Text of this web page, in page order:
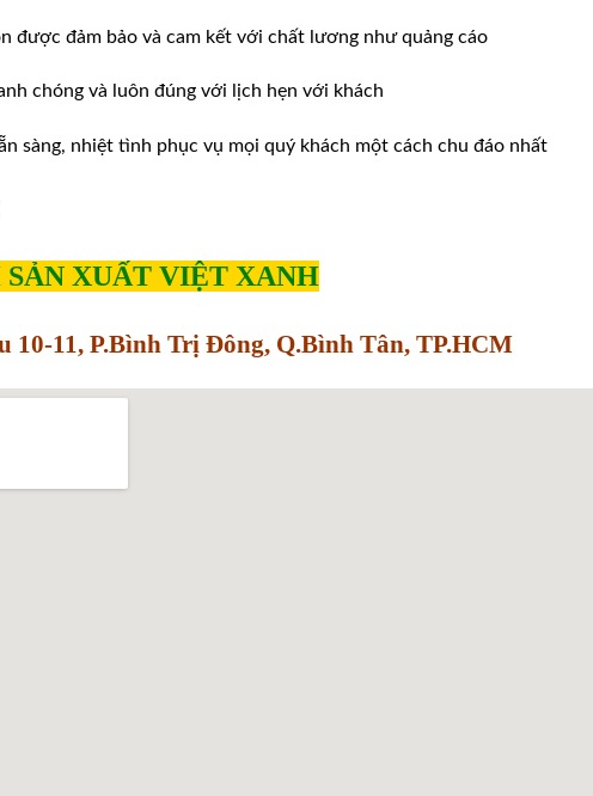
được đảm bảo và cam kết với chất lương như quảng cáo
chóng và luôn đúng với lịch hẹn với khách
sàng, nhiệt tình phục vụ mọi quý khách một cách chu đáo nhất
XUẤT VIỆT XANH
10-11, P.Bình Trị Đông, Q.Bình Tân, TP.HCM